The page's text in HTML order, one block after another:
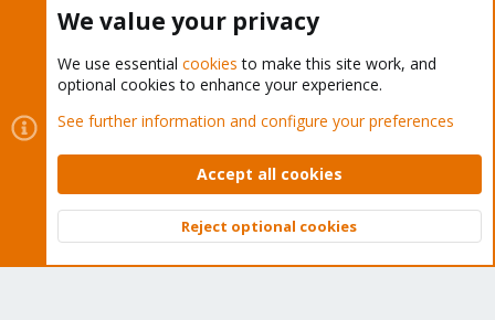
Cookies
Proxmox Support Forum - Light Mode
Contact us
Terms and rules Privacy policy Help Home
Community platform by XenForo © 2010-2026 XenForo Ltd.
Top
We value your privacy
We use essential cookies to make this site work, and
optional cookies to enhance your experience.
See further information and configure your preferences
Accept all cookies
Reject optional cookies